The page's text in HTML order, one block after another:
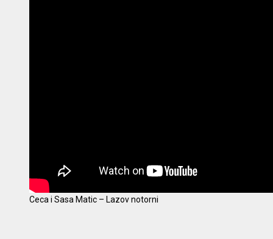
Ceca i Sasa Matic – Lazov notorni